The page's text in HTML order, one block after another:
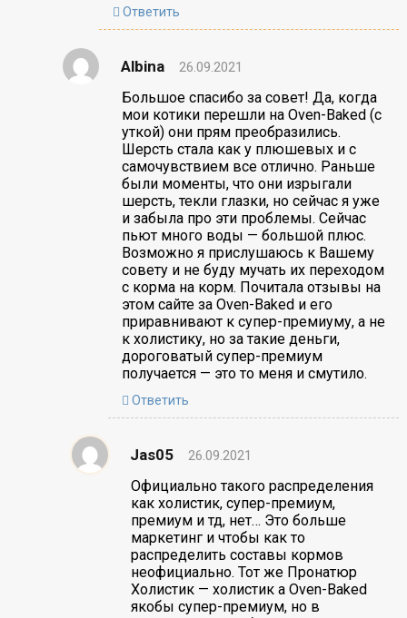
Ответить
Albina 26.09.2021
Большое спасибо за совет! Да, когда
мои котики перешли на Oven-Baked (с
уткой) они прям преобразились.
Шерсть стала как у плюшевых и с
самочувствием все отлично. Раньше
были моменты, что они изрыгали
шерсть, текли глазки, но сейчас я уже
и забыла про эти проблемы. Сейчас
пьют много воды — большой плюс.
Возможно я прислушаюсь к Вашему
совету и не буду мучать их переходом
с корма на корм. Почитала отзывы на
этом сайте за Oven-Baked и его
приравнивают к супер-премиуму, а не
к холистику, но за такие деньги,
дороговатый супер-премиум
получается — это то меня и смутило.
Ответить
Jas05 26.09.2021
Официально такого распределения
как холистик, супер-премиум,
премиум и тд, нет… Это больше
маркетинг и чтобы как то
распределить составы кормов
неофициально. Тот же Пронатюр
Холистик — холистик а Oven-Baked
якобы супер-премиум, но в